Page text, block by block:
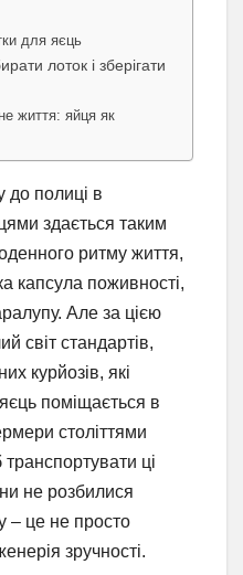
для яєць
лоток і зберігати
життя: яйця як
до полиці в
здається таким
ритму життя,
капсула поживності,
Але за цією
світ стандартів,
курйозів, які
поміщається в
століттями
ці
не розбилися
– це не просто
зручності.